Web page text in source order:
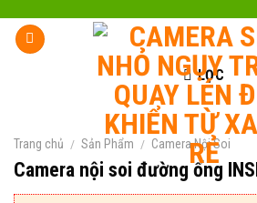
content
LỌC
Trang chủ / Sản Phẩm / Camera Nội Soi
Camera nội soi đường ống